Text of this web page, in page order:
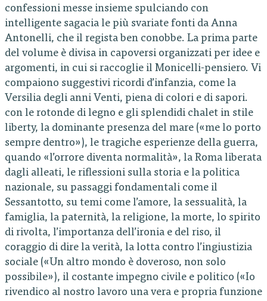
confessioni messe insieme spulciando con
intelligente sagacia le più svariate fonti da Anna
Antonelli, che il regista ben conobbe. La prima parte
del volume è divisa in capoversi organizzati per idee e
argomenti, in cui si raccoglie il Monicelli-pensiero. Vi
compaiono suggestivi ricordi d’infanzia, come la
Versilia degli anni Venti, piena di colori e di sapori.
con le rotonde di legno e gli splendidi chalet in stile
liberty, la dominante presenza del mare («me lo porto
sempre dentro»), le tragiche esperienze della guerra,
quando «l’orrore diventa normalità», la Roma liberata
dagli alleati, le riflessioni sulla storia e la politica
nazionale, su passaggi fondamentali come il
Sessantotto, su temi come l’amore, la sessualità, la
famiglia, la paternità, la religione, la morte, lo spirito
di rivolta, l’importanza dell’ironia e del riso, il
coraggio di dire la verità, la lotta contro l’ingiustizia
sociale («Un altro mondo è doveroso, non solo
possibile»), il costante impegno civile e politico («Io
rivendico al nostro lavoro una vera e propria funzione